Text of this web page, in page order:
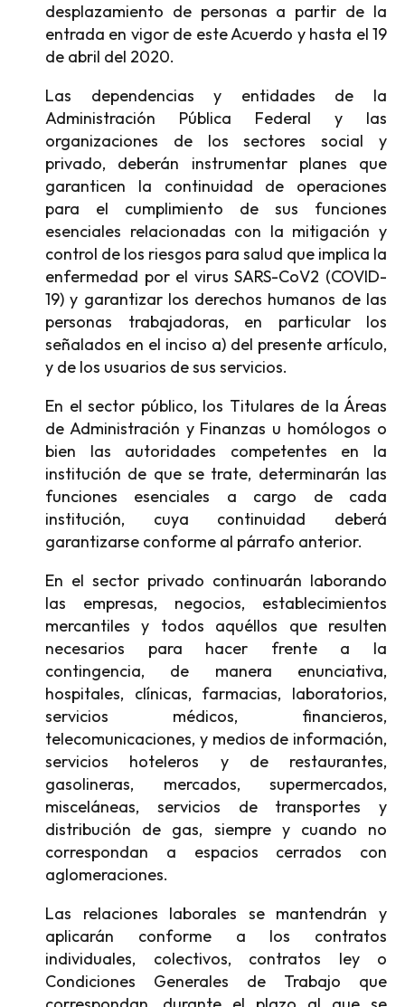
desplazamiento de personas a partir de la
entrada en vigor de este Acuerdo y hasta el 19
de abril del 2020.
Las dependencias y entidades de la
Administración Pública Federal y las
organizaciones de los sectores social y
privado, deberán instrumentar planes que
garanticen la continuidad de operaciones
para el cumplimiento de sus funciones
esenciales relacionadas con la mitigación y
control de los riesgos para salud que implica la
enfermedad por el virus SARS-CoV2 (COVID-
19) y garantizar los derechos humanos de las
personas trabajadoras, en particular los
señalados en el inciso a) del presente artículo,
y de los usuarios de sus servicios.
En el sector público, los Titulares de la Áreas
de Administración y Finanzas u homólogos o
bien las autoridades competentes en la
institución de que se trate, determinarán las
funciones esenciales a cargo de cada
institución, cuya continuidad deberá
garantizarse conforme al párrafo anterior.
En el sector privado continuarán laborando
las empresas, negocios, establecimientos
mercantiles y todos aquéllos que resulten
necesarios para hacer frente a la
contingencia, de manera enunciativa,
hospitales, clínicas, farmacias, laboratorios,
servicios médicos, financieros,
telecomunicaciones, y medios de información,
servicios hoteleros y de restaurantes,
gasolineras, mercados, supermercados,
misceláneas, servicios de transportes y
distribución de gas, siempre y cuando no
correspondan a espacios cerrados con
aglomeraciones.
Las relaciones laborales se mantendrán y
aplicarán conforme a los contratos
individuales, colectivos, contratos ley o
Condiciones Generales de Trabajo que